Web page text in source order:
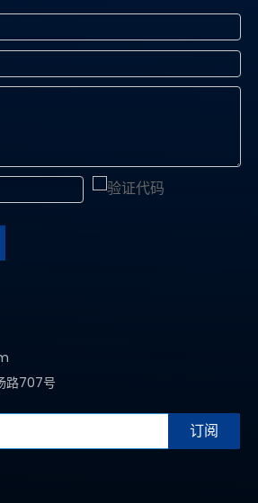
路707号
订阅